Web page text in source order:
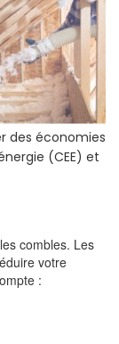
des économies
(CEE) et
combles. Les
votre
: